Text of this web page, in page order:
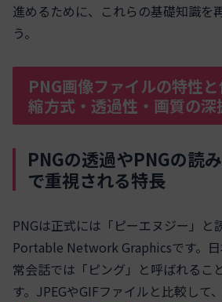
進めるために、これらの基礎知識を
う。
PNG画像ファイルの特性
縮方式・透過性・画質の深
PNGの透過やPNGの読
で重視される特長
PNGは正式には「ピーエヌジー」と
Portable Network Graphicsです。
常会話では「ピング」と呼ばれるこ
す。JPEGやGIFファイルと比較して